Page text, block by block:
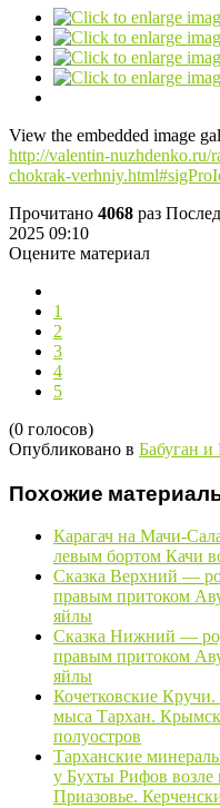
View the embedded image
http://valentin-nuzhdenko.ru/
chokrak-
Прочитано 4068 раз
2025 09:10
Оцените материал
1
2
3
4
5
(0 голосов)
Опубликовано в Бабуган и
Похожие
Карагач на Мачи-
левым бортом Качи
Сказка Верхний —
правым притоком
яйлы
Сказка Нижний —
правым притоком
яйлы
Кочетковские
мыса Тархан.
полуостров
Тарханские
у Бухты Рифов
Приазовье.